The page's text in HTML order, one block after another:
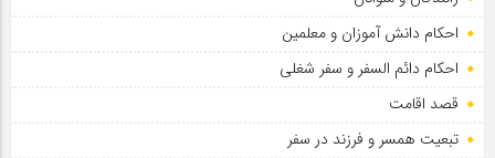
احکام دانش آموزان و معلمین
احکام دائم السفر و سفر شغلی
قصد اقامت
تبعیت همسر و فرزند در سفر